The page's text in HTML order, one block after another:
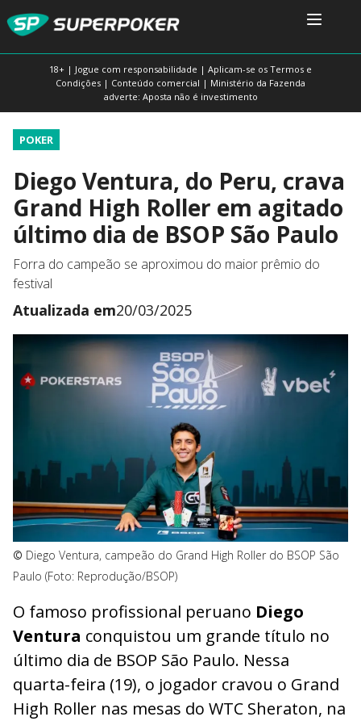
18+ | Jogue com responsabilidade | Aplicam-se os Termos e
Condições | Conteúdo comercial | Ministério da Fazenda
adverte: Aposta não é investimento
POKER
Diego Ventura, do Peru, crava
Grand High Roller em agitado
último dia de BSOP São Paulo
Forra do campeão se aproximou do maior prêmio do
festival
Atualizada em20/03/2025
© Diego Ventura, campeão do Grand High Roller do BSOP São
Paulo (Foto: Reprodução/BSOP)
O famoso profissional peruano Diego
Ventura conquistou um grande título no
último dia de BSOP São Paulo. Nessa
quarta-feira (19), o jogador cravou o Grand
High Roller nas mesas do WTC Sheraton, na